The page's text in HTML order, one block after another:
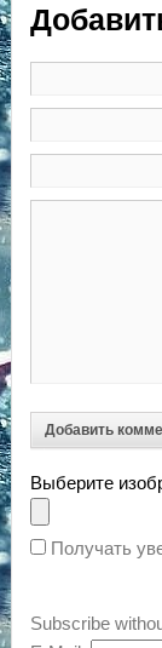
Добавить
Выберите
Получать
Subscribe